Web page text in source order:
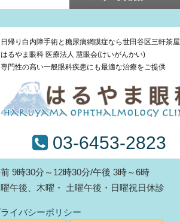
日帰り白内障手術と糖尿病網膜症なら世田谷区三軒茶屋
はるやま眼科 医療法人 慧眼会(けいがんかい)
専門性の高い一般眼科疾患にも最適な治療をご提供
03-6453-2823
9時30分～12時30分/午後 3時～6時
午後、木曜・ 土曜午後・日曜祝日休診
イバシーポリシー